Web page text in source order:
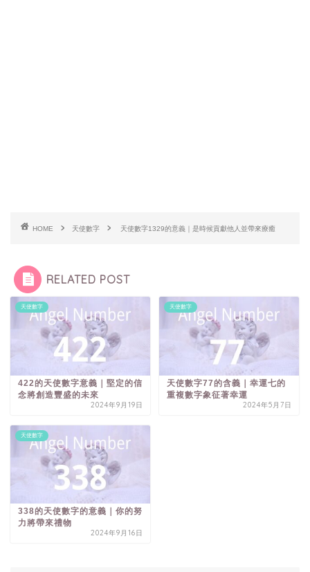
HOME 天使數字 天使數字1329的意義｜是時候貢獻他人並帶來療癒
RELATED POST
天使數字
422的天使數字意義｜堅定的信
念將創造豐盛的未來
2024年9月19日
天使數字
天使數字77的含義｜幸運七的
重複數字象征著幸運
2024年5月7日
天使數字
338的天使數字的意義｜你的努
力將帶來禮物
2024年9月16日